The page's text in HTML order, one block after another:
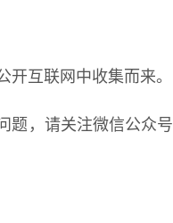
开互联网中收集而来。
题，请关注微信公众号